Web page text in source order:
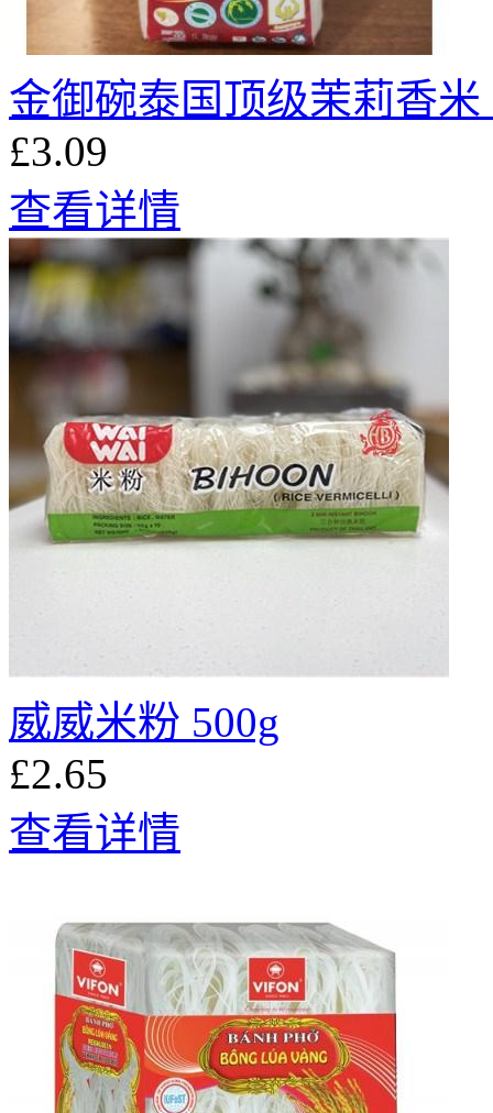
金御碗泰国顶级茉莉香米
£3.09
查看详情
威威米粉 500g
£2.65
查看详情